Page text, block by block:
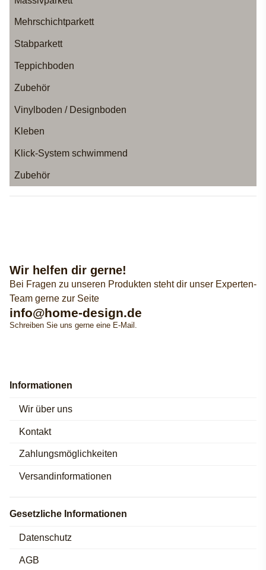
Mehrschichtparkett
Stabparkett
Teppichboden
Zubehör
Vinylboden / Designboden
Kleben
Klick-System schwimmend
Zubehör
Wir helfen dir gerne!
Bei Fragen zu unseren Produkten steht dir unser Experten-
Team gerne zur Seite
info@home-design.de
Schreiben Sie uns gerne eine E-Mail.
Informationen
Wir über uns
Kontakt
Zahlungsmöglichkeiten
Versandinformationen
Gesetzliche Informationen
Datenschutz
AGB